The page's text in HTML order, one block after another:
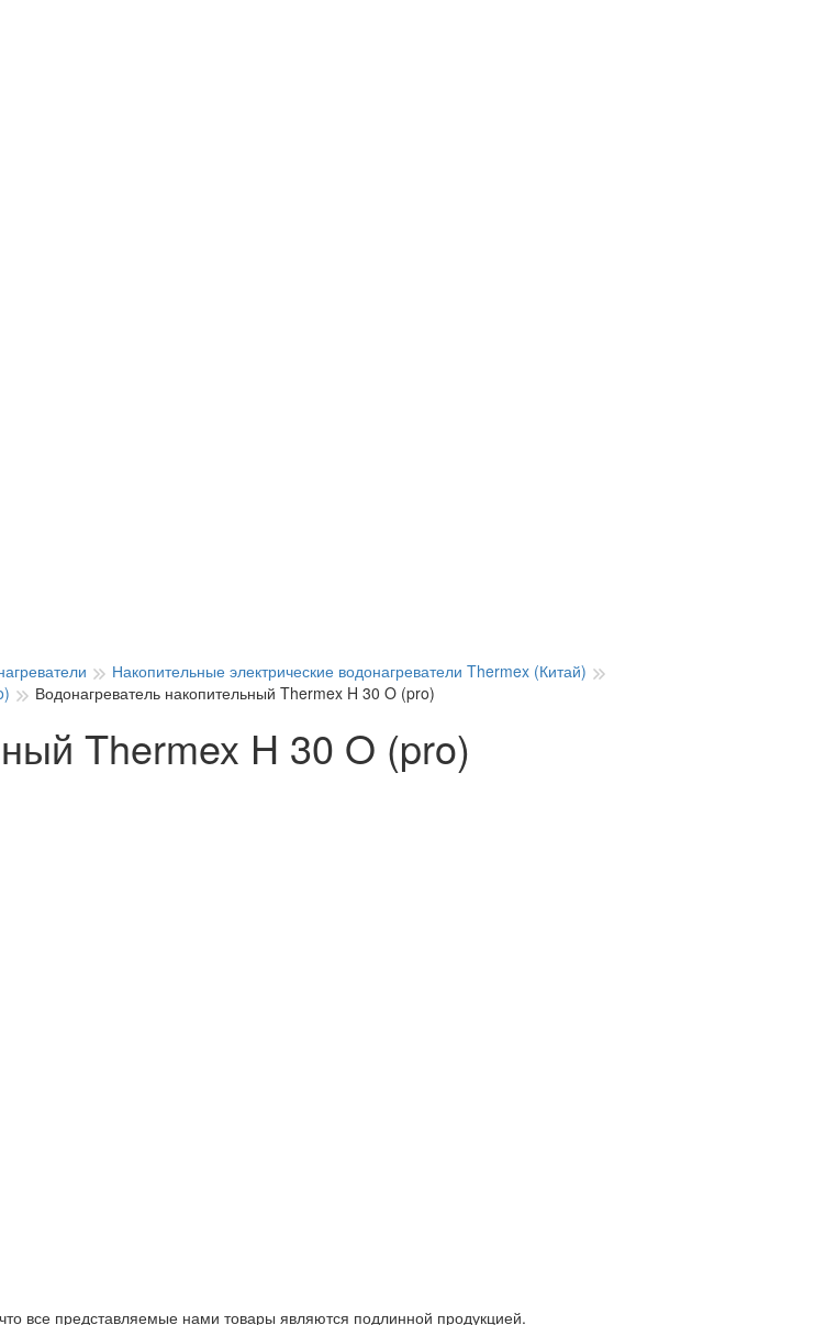
Накопительные электрические водонагреватели Thermex (Китай)
Водонагреватель накопительный Thermex H 30 O (pro)
Thermex H 30 O (pro)
все представляемые нами товары являются подлинной продукцией.